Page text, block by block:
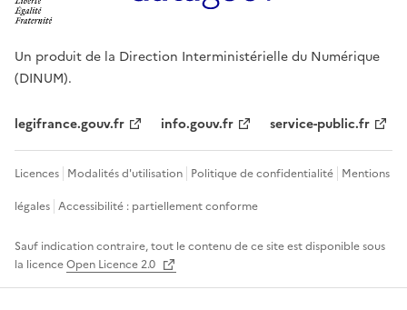
Un produit de la Direction Interministérielle du Numérique
(DINUM).
legifrance.gouv.fr info.gouv.fr service-public.fr
Licences Modalités d'utilisation Politique de confidentialité Mentions
légales Accessibilité : partiellement conforme
Sauf indication contraire, tout le contenu de ce site est disponible sous
la licenceOpen Licence 2.0